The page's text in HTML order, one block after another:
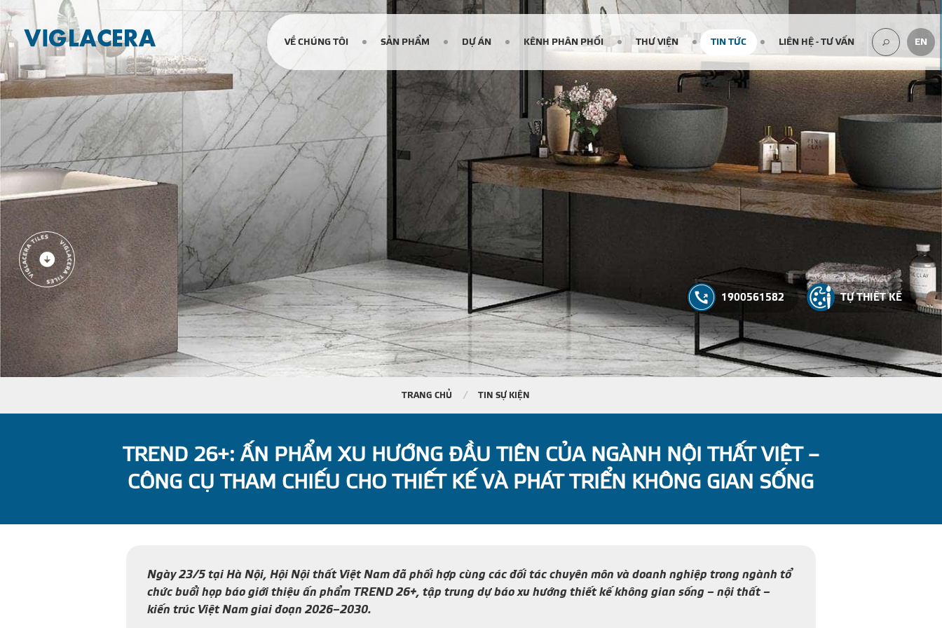
VỀ CHÚNG TÔI SẢN PHẨM DỰ ÁN KÊNH PHÂN PHỐI THƯ VIỆN TIN TỨC LIÊN HỆ - TƯ VẤN
TÌM
EN
1900561582 TỰ THIẾT KẾ
TRANG CHỦ TIN SỰ KIỆN
TREND 26+: ẤN PHẨM XU HƯỚNG ĐẦU TIÊN CỦA NGÀNH NỘI THẤT VIỆT –
CÔNG CỤ THAM CHIẾU CHO THIẾT KẾ VÀ PHÁT TRIỂN KHÔNG GIAN SỐNG
Ngày 23/5 tại Hà Nội, Hội Nội thất Việt Nam đã phối hợp cùng các đối tác chuyên môn và doanh nghiệp trong ngành tổ
chức buổi họp báo giới thiệu ấn phẩm TREND 26+, tập trung dự báo xu hướng thiết kế không gian sống – nội thất –
kiến trúc Việt Nam giai đoạn 2026–2030.